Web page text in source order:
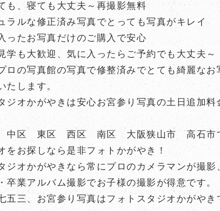
、寝ても大丈夫～再撮影無料
ルな修正済み写真でとっても写真がキレイ
たお写真だけのご購入で安心
学も大歓迎、気に入ったらご予約でも大丈夫～
ロの写真館の写真で修整済みでとても綺麗なお
たします。
ジオかがやきは安心お宮参り写真の土日追加料
中区 東区 西区 南区 大阪狭山市 高石市
をお探しなら是非フォトかがやき！
ジオかがやきなら常にプロのカメラマンが撮影
卒業アルバム撮影でお子様の撮影が得意です。
三、お宮参り写真はフォトスタジオかがやき